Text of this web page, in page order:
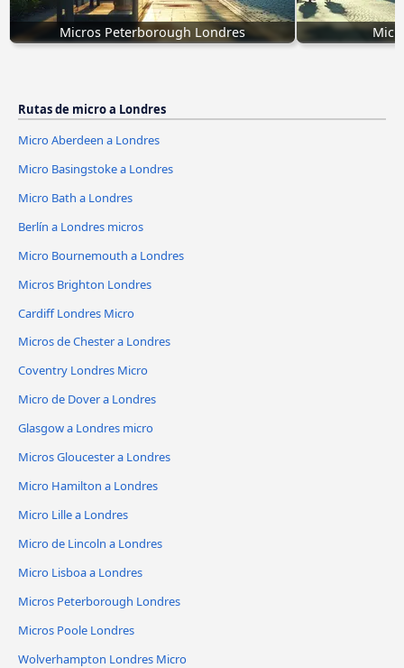
Micros Peterborough Londres
Rutas de micro a Londres
Micro Aberdeen a Londres
Micro Basingstoke a Londres
Micro Bath a Londres
Berlín a Londres micros
Micro Bournemouth a Londres
Micros Brighton Londres
Cardiff Londres Micro
Micros de Chester a Londres
Coventry Londres Micro
Micro de Dover a Londres
Glasgow a Londres micro
Micros Gloucester a Londres
Micro Hamilton a Londres
Micro Lille a Londres
Micro de Lincoln a Londres
Micro Lisboa a Londres
Micros Peterborough Londres
Micros Poole Londres
Wolverhampton Londres Micro